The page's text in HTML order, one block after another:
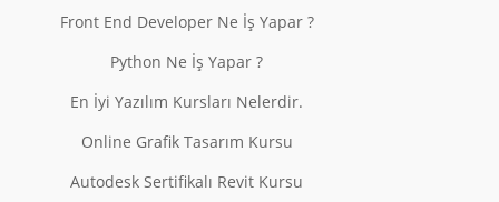
Front End Developer Ne İş Yapar ?
Python Ne İş Yapar ?
En İyi Yazılım Kursları Nelerdir.
Online Grafik Tasarım Kursu
Autodesk Sertifikalı Revit Kursu